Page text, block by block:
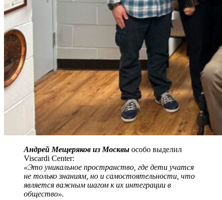
Андрей Мещеряков из Москвы особо выделил
Viscardi Center:
«Это уникальное пространство, где дети учатся
не только знаниям, но и самостоятельности, что
является важным шагом к их интеграции в
общество».